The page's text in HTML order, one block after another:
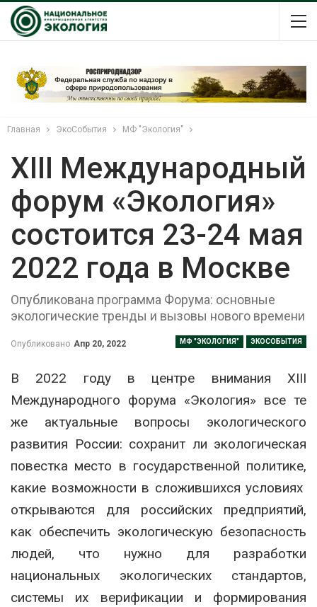
Главная ЭкоСобытия МФ "Экология"
XIII Международный
форум «Экология»
состоится 23-24 мая
2022 года в Москве
Опубликована программа Форума: основные
экологические тренды и вызовы нового времени
МФ "ЭКОЛОГИЯ" ЭКОСОБЫТИЯ
Опубликовано Апр 20, 2022
В 2022 году в центре внимания XIII
Международного форума «Экология» все те
же актуальные вопросы экологического
развития России: сохранит ли экологическая
повестка место в государственной политике,
какие возможности в сложившихся условиях
открываются для российских предприятий,
как обеспечить экологическую безопасность
людей, что нужно для разработки
национальных экологических стандартов,
системы их верификации и формирования